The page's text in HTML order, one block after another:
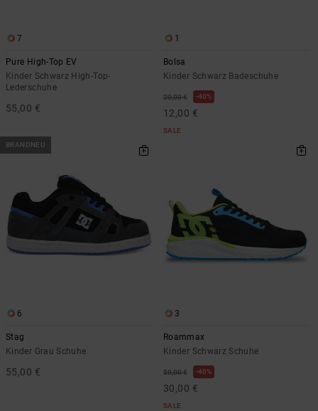
7
Pure High-Top EV
Kinder Schwarz High-Top-
Lederschuhe
55,00 €
1
Bolsa
Kinder Schwarz Badeschuhe
20,00 € 40%
12,00 €
SALE
BRANDNEU
6
Stag
Kinder Grau Schuhe
55,00 €
3
Roammax
Kinder Schwarz Schuhe
50,00 € 40%
30,00 €
SALE